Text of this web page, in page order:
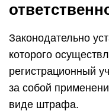
Законодательно
которого
регистрационный
за собой
виде штрафа.